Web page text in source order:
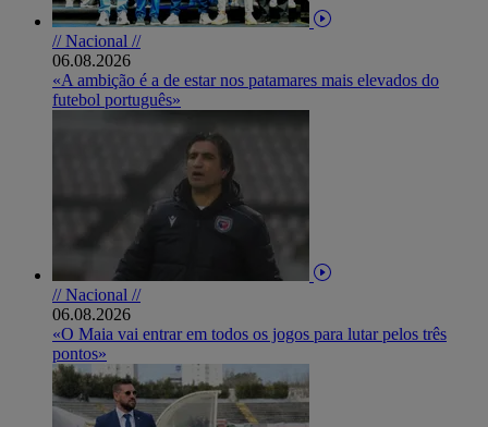
// Nacional //
06.08.2026
«A ambição é a de estar nos patamares mais elevados do
futebol português»
// Nacional //
06.08.2026
«O Maia vai entrar em todos os jogos para lutar pelos três
pontos»